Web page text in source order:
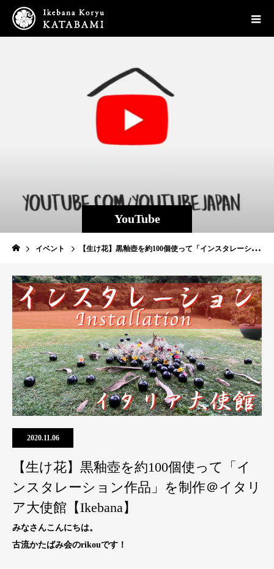
YouTube
イベント 【生け花】黒釉壺を約100個使って「インスタレーション作品」を制作＠イタリア大使館【Ikebana】
2020.11.06
【生け花】黒釉壺を約100個使って「イ
ンスタレーション作品」を制作＠イタリ
ア大使館【Ikebana】
みなさんこんにちは。
古流かたばみ会のrikouです！